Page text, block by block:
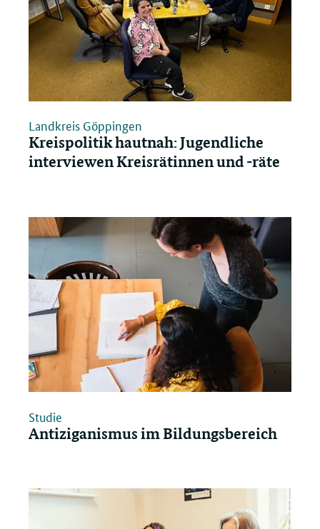
Landkreis Göppingen
Kreispolitik hautnah: Jugendliche
interviewen Kreisrätinnen und -räte
Studie
Antiziganismus im Bildungsbereich